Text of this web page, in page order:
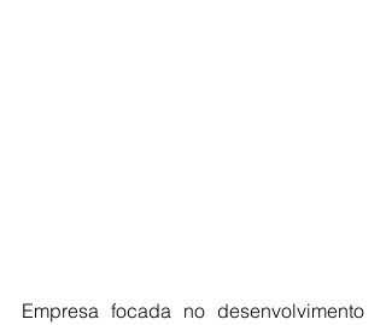
Empresa focada no desenvolvimento